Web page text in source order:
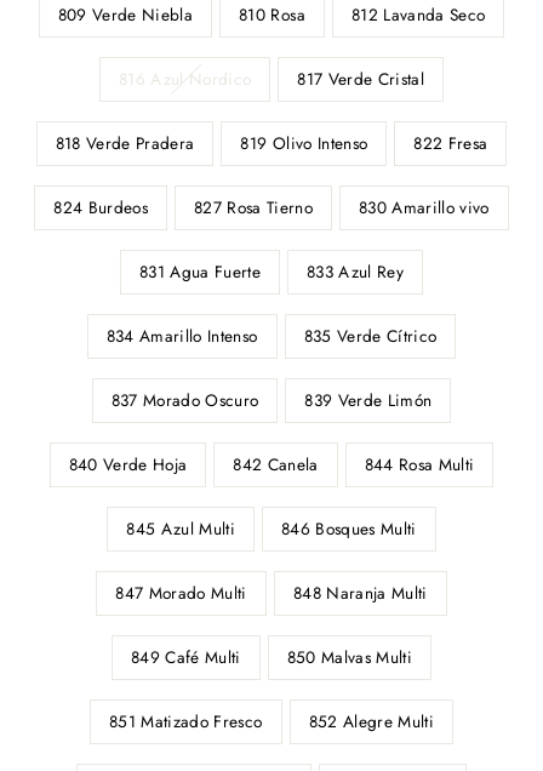
809 Verde Niebla 810 Rosa 812 Lavanda Seco
816 Azul Nordico 817 Verde Cristal
818 Verde Pradera 819 Olivo Intenso 822 Fresa
824 Burdeos 827 Rosa Tierno 830 Amarillo vivo
831 Agua Fuerte 833 Azul Rey
834 Amarillo Intenso 835 Verde Cítrico
837 Morado Oscuro 839 Verde Limón
840 Verde Hoja 842 Canela 844 Rosa Multi
845 Azul Multi 846 Bosques Multi
847 Morado Multi 848 Naranja Multi
849 Café Multi 850 Malvas Multi
851 Matizado Fresco 852 Alegre Multi